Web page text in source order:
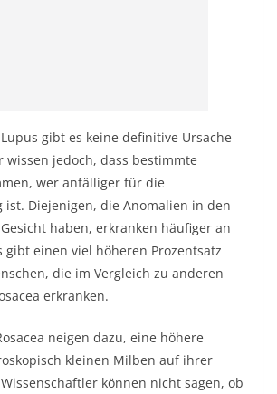
gibt es keine definitive Ursache
wissen jedoch, dass bestimmte
wer anfälliger für die
ist. Diejenigen, die Anomalien in den
haben, erkranken häufiger an
gibt einen viel höheren Prozentsatz
die im Vergleich zu anderen
erkranken.
neigen dazu, eine höhere
kleinen Milben auf ihrer
können nicht sagen, ob